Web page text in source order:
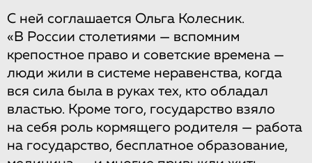
С ней соглашается Ольга Колесник.
«В России столетиями — вспомним
крепостное право и советские времена —
люди жили в системе неравенства, когда
вся сила была в руках тех, кто обладал
властью. Кроме того, государство взяло
на себя роль кормящего родителя — работа
на государство, бесплатное образование,